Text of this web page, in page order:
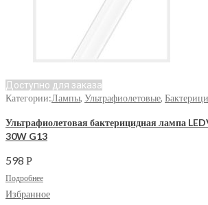
Доступно для заказа
Категории:Лампы, Ультрафиолетовые,
Ультрафиолетовая бактерицидная лампа
30W G13
598 Р
Подробнее
Избранное